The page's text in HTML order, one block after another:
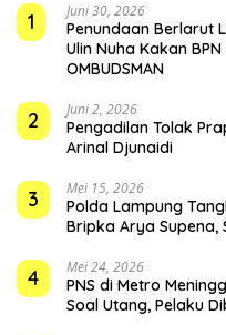
1
Juni 30, 2026
Penundaan Berlarut
Ulin Nuha Kakan
OMBUDSMAN
2 Juni 2, 2026
Pengadilan Tolak
Arinal Djunaidi
3 Mei 15, 2026
Polda Lampung
Bripka Arya Supena,
4 Mei 24, 2026
PNS di Metro
Soal Utang, Pelaku